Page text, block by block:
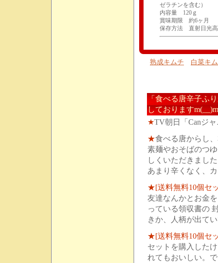
ゼラチンを含む）
内容量 120ｇ
賞味期限 約6ヶ月
保存方法 直射日光高
熟成キムチ 白菜キ
「食べる唐辛子ふ
しております
★TV朝日「Canジ
★食べる唐からし
素麺やおそばのつ
しくいただきまし
あまり辛くなく、
★[送料無料10個セ
友達なんかとお金
っている領収書の
きか、人柄が出て
★[送料無料10個セ
セットを購入した
れてもおいしい。